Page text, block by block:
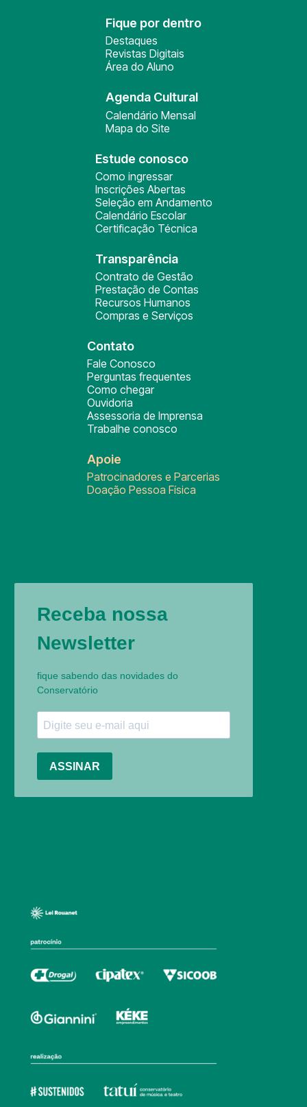
Fique por dentro
Destaques
Revistas Digitais
Área do Aluno
Agenda Cultural
Calendário Mensal
Mapa do Site
Estude conosco
Como ingressar
Inscrições Abertas
Seleção em Andamento
Calendário Escolar
Certificação Técnica
Transparência
Contrato de Gestão
Prestação de Contas
Recursos Humanos
Compras e Serviços
Contato
Fale Conosco
Perguntas frequentes
Como chegar
Ouvidoria
Assessoria de Imprensa
Trabalhe conosco
Apoie
Patrocinadores e Parcerias
Doação Pessoa Física